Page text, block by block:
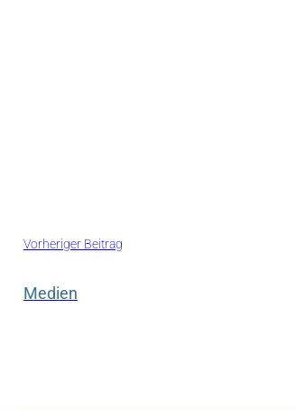
Vorheriger Beitrag
Medien